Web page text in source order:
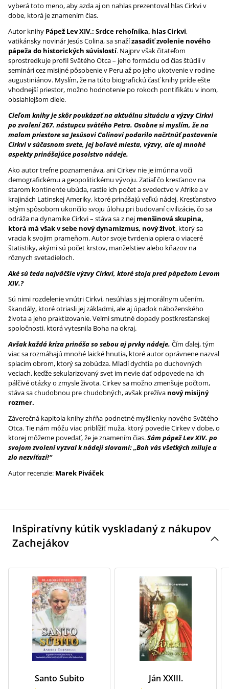
vyberá toto meno, aby azda aj on nahlas prezentoval hlas Cirkvi v
dobe, ktorá je znamením čias.
Autor knihy Pápež Lev XIV.: Srdce rehoľníka, hlas Cirkvi,
vatikánsky novinár Jesús Colina, sa snažízasadiť zvolenie nového
pápeža do historických súvislostí. Najprv však čitateľom
sprostredkuje profil Svätého Otca – jeho formáciu od čias štúdií v
seminári cez misijné pôsobenie v Peru až po jeho ukotvenie v rodine
augustiniánov. Myslím, že na túto biografickú časť knihy príde ešte
vhodnejší priestor, možno hodnotenie po rokoch pontifikátu v inom,
obsiahlejšom diele.
Cieľom knihy je skôr poukázať na aktuálnu situáciu a výzvy Cirkvi
po zvolení 267. nástupcu svätého Petra. Osobne si myslím, že na
malom priestore sa Jesúsovi Colinovi podarilo načrtnúť postavenie
Cirkvi v súčasnom svete, jej boľavé miesta, výzvy, ale aj mnohé
aspekty prinášajúce posolstvo nádeje.
Ako autor trefne poznamenáva, ani Cirkev nie je imúnna voči
demografickému a geopolitickému vývoju. Zatiaľ čo kresťanov na
starom kontinente ubúda, rastie ich počet a svedectvo v Afrike a v
krajinách Latinskej Ameriky, ktoré prinášajú veľkú nádej. Kresťanstvo
istým spôsobom ukončilo svoju úlohu pri budovaní civilizácie, čo sa
odráža na dynamike Cirkvi – stáva sa z nej menšinová skupina,
ktorá má však v sebe nový dynamizmus, nový život, ktorý sa
vracia k svojim prameňom. Autor svoje tvrdenia opiera o viaceré
štatistiky, akými sú počet krstov, manželstiev alebo kňazov na
rôznych svetadieloch.
Aké sú teda najväčšie výzvy Cirkvi, ktoré stoja pred pápežom Levom
XIV.?
Sú nimi rozdelenie vnútri Cirkvi, nesúhlas s jej morálnym učením,
škandály, ktoré otriasli jej základmi, ale aj úpadok náboženského
života a jeho praktizovanie. Veľmi smutné dopady postkresťanskej
spoločnosti, ktorá vytesnila Boha na okraj.
Avšak každá kríza prináša so sebou aj prvky nádeje. Čím ďalej, tým
viac sa rozmáhajú mnohé laické hnutia, ktoré autor oprávnene nazval
spiacim obrom, ktorý sa zobúdza. Mladí dychtia po duchovných
veciach, keďže sekularizovaný svet im nevie dať odpovede na ich
pálčivé otázky o zmysle života. Cirkev sa možno zmenšuje počtom,
stáva sa chudobnou pre chudobných, avšak prežíva nový misijný
rozmer.
Záverečná kapitola knihy zhŕňa podnetné myšlienky nového Svätého
Otca. Tie nám môžu viac priblížiť muža, ktorý povedie Cirkev v dobe, o
ktorej môžeme povedať, že je znamením čias.Sám pápež Lev XIV. po
svojom zvolení vyzval k nádeji slovami: „Boh vás všetkých miluje a
zlo nezvíťazí!“
Autor recenzie: Marek Piváček
Inšpiratívny kútik vyskladaný z nákupov
Zachejákov
Santo Subito Ján XXIII.